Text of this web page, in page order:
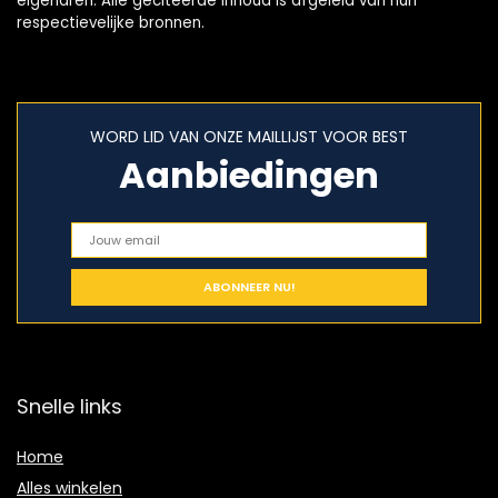
respectievelijke bronnen.
WORD LID VAN ONZE MAILLIJST VOOR BEST
Aanbiedingen
Snelle links
Home
Alles winkelen